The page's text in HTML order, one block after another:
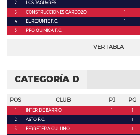
2
LOS JAGUARES 1
3
CONSTRUCCIONES CARDOZO 1
4
EL REJUNTE F.C. 1
5
PRO QUIMICA F.C. 1
VER TABLA
CATEGORÍA D
POS CLUB PJ PG
1 INTER DE BARRIO 1 1
2
ASTO F.C. 1 1
3
FERRETERIA GULLINO 1 1